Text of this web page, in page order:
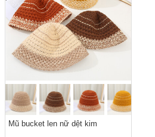
Mũ bucket len nữ dệt kim